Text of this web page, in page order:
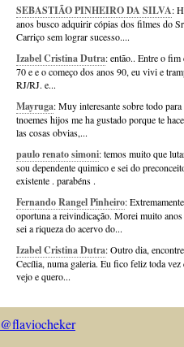
SEBASTIÃO PINHEIRO DA SILVA:
anos busco adquirir cópias dos filmes do
Carriço sem lograr sucesso....
Izabel Cristina Dutra: então.. Entre o fim
70 e e o começo dos anos 90, eu vivi e
RJ/RJ. e...
Mayruga: Muy interesante sobre todo
tnoemes hijos me ha gustado porque te
las cosas obvias,...
paulo renato simoni: temos muito que
sou dependente quimico e sei do
existente . parabéns .
Fernando Rangel Pinheiro: Extremamente
oportuna a reivindicação. Morei muito anos
sei a riqueza do acervo do...
Izabel Cristina Dutra: Outro dia,
Cecília, numa galeria. Eu fico feliz toda vez
vejo e quero...
@flaviocheker